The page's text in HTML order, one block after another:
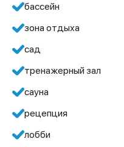
бассейн
зона отдыха
сад
тренажерный зал
сауна
рецепция
лобби